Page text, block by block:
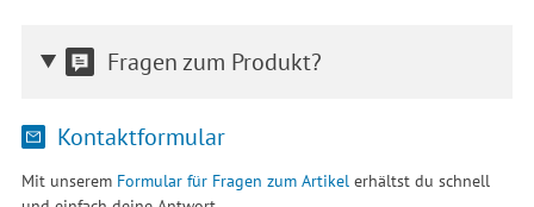
Fragen zum Produkt?
Kontaktformular
Mit unserem Formular für Fragen zum Artikel erhältst du schnell